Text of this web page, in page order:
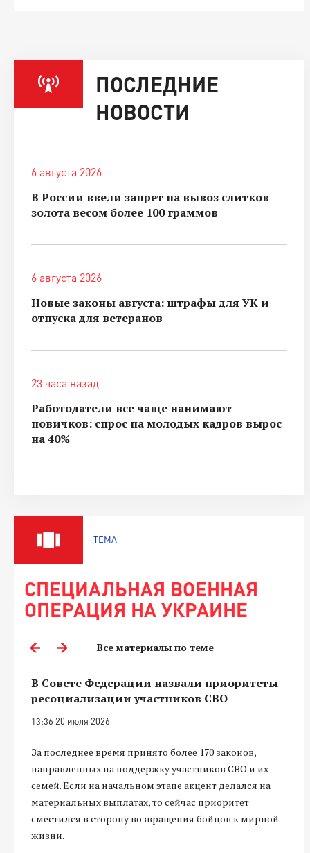
ПОСЛЕДНИЕ
НОВОСТИ
6 августа 2026
В России ввели запрет на вывоз слитков
золота весом более 100 граммов
6 августа 2026
Новые законы августа: штрафы для УК и
отпуска для ветеранов
23 часа назад
Работодатели все чаще нанимают
новичков: спрос на молодых кадров вырос
на 40%
ТЕМА
СПЕЦИАЛЬНАЯ ВОЕННАЯ
ОПЕРАЦИЯ НА УКРАИНЕ
Все материалы по теме
В Совете Федерации назвали приоритеты
ресоциализации участников СВО
13:36 20 июля 2026
За последнее время принято более 170 законов,
направленных на поддержку участников СВО и их
семей. Если на начальном этапе акцент делался на
материальных выплатах, то сейчас приоритет
сместился в сторону возвращения бойцов к мирной
жизни.